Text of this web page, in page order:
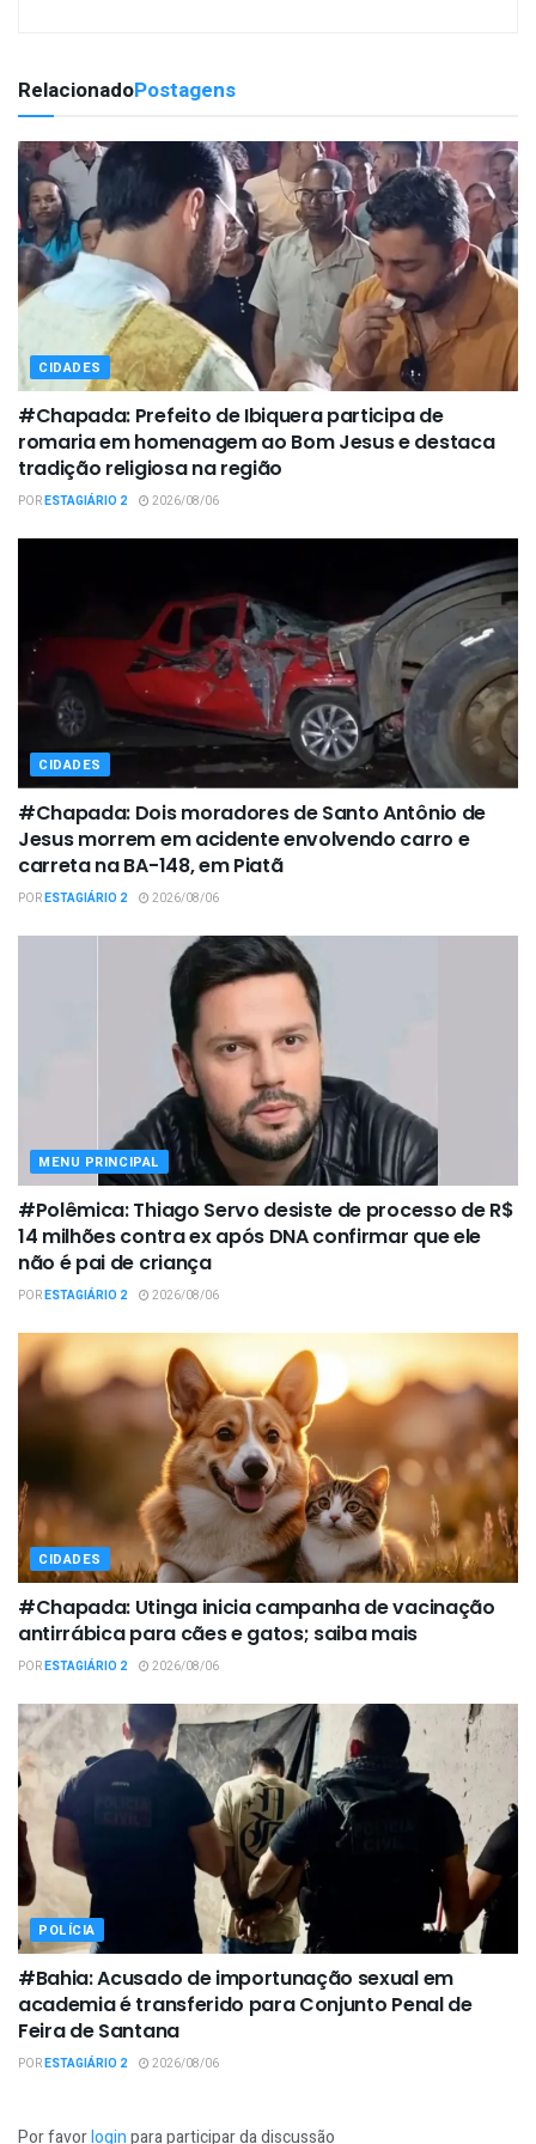
RelacionadoPostagens
CIDADES
#Chapada: Prefeito de Ibiquera participa de
romaria em homenagem ao Bom Jesus e destaca
tradição religiosa na região
PORESTAGIÁRIO 2 2026/08/06
CIDADES
#Chapada: Dois moradores de Santo Antônio de
Jesus morrem em acidente envolvendo carro e
carreta na BA-148, em Piatã
PORESTAGIÁRIO 2 2026/08/06
MENU PRINCIPAL
#Polêmica: Thiago Servo desiste de processo de R$
14 milhões contra ex após DNA confirmar que ele
não é pai de criança
PORESTAGIÁRIO 2 2026/08/06
CIDADES
#Chapada: Utinga inicia campanha de vacinação
antirrábica para cães e gatos; saiba mais
PORESTAGIÁRIO 2 2026/08/06
POLÍCIA
#Bahia: Acusado de importunação sexual em
academia é transferido para Conjunto Penal de
Feira de Santana
PORESTAGIÁRIO 2 2026/08/06
Por favorloginpara participar da discussão